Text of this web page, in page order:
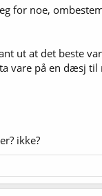
for noe,
ut at det beste
vare på en dæsj til
ikke?